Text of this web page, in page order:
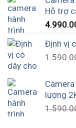
Hỗ trợ
Định vị
lượng